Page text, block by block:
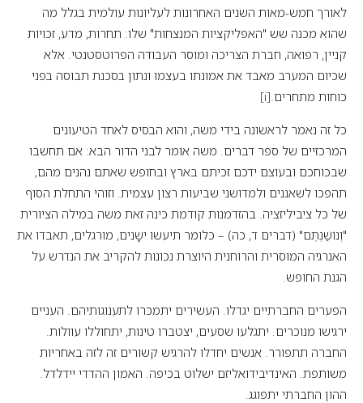
לאורך חמש-מאות השנים האחרונות לעליונות עולמית בגלל מה
שהוא מכנה שש "האפליקציות המנצחות" שלו: תחרות, מדע, זכויות
קניין, רפואה, חברת הצריכה ומוסר העבודה הפרוטסטנטי. אלא
שכיום המערב מאבד את אמונתו בעצמו ונתון בסכנת תבוסה בפני
כוחות מתחרים. [i]
כל זה נאמר לראשונה בידי משה, והוא הבסיס לאחד הטיעונים
המרכזיים של ספר דברים. משה אומר לבני הדור הבא: אם תחשבו
שבכוחכם ובעוצם ידכם זכיתם בארץ ובחופש שאתם נהנים מהם,
תהפכו לשאננים ולמדושני שביעות רצון עצמית. וזוהי התחלת הסוף
של כל ציביליזציה. בהזדמנות קודמת כינה זאת משה במילה הציורית
"וְנוֹשַׁנְתֶּם" (דברים ד, כה) – כלומר תיעשו ישָנים, מורגלים, תאבדו את
האנרגיה המוסרית והרוחנית היוצרת נכונות להקריב את הנדרש על
הגנת החופש.
הפערים החברתיים יגדלו. העשירים יתמכרו לתענוגותיהם. העניים
ירגישו מנוכרים. יתגלעו שסעים, יצטברו טינות, יתחוללו עוולות.
החברה תתפורר. אנשים יחדלו להרגיש קשורים זה לזה באחריות
משותפת. האינדיבידואליזם ישלוט בכיפה. האמון ההדדי יידלדל.
ההון החברתי יתפוגג.